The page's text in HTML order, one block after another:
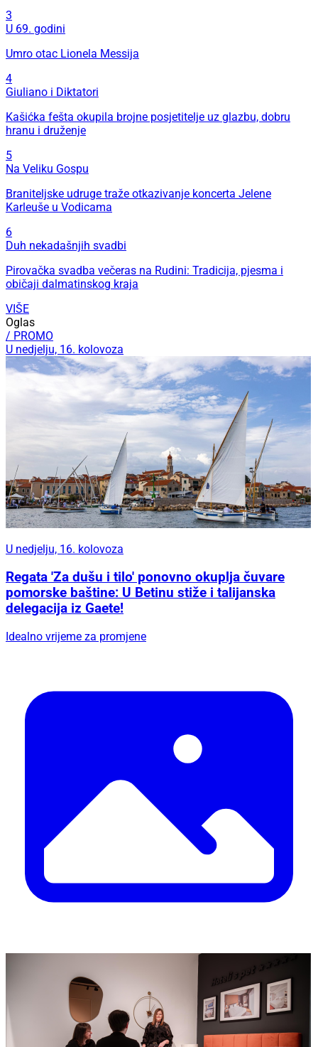
3
U 69. godini
Umro otac Lionela Messija
4
Giuliano i Diktatori
Kašićka fešta okupila brojne posjetitelje uz glazbu, dobru
hranu i druženje
5
Na Veliku Gospu
Braniteljske udruge traže otkazivanje koncerta Jelene
Karleuše u Vodicama
6
Duh nekadašnjih svadbi
Pirovačka svadba večeras na Rudini: Tradicija, pjesma i
običaji dalmatinskog kraja
VIŠE
Oglas
/ PROMO
U nedjelju, 16. kolovoza
U nedjelju, 16. kolovoza
Regata 'Za dušu i tilo' ponovno okuplja čuvare
pomorske baštine: U Betinu stiže i talijanska
delegacija iz Gaete!
Idealno vrijeme za promjene